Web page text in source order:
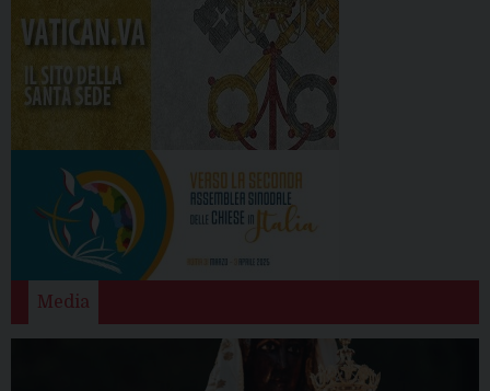
Media